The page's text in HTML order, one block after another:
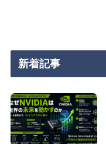
新着記事